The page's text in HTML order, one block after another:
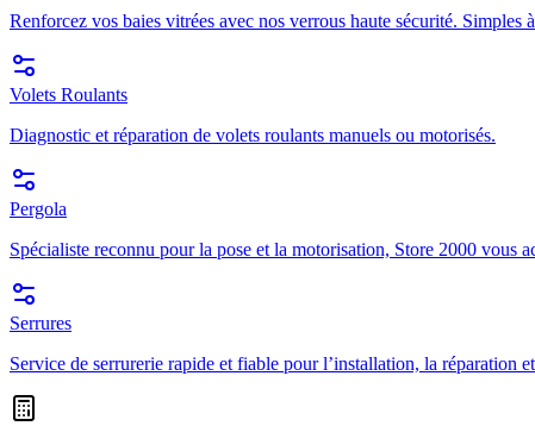
Renforcez vos baies vitrées avec nos verrous haute sécurité. Simples
Volets Roulants
Diagnostic et réparation de volets roulants manuels ou motorisés.
Pergola
Spécialiste reconnu pour la pose et la motorisation, Store 2000 vous
Serrures
Service de serrurerie rapide et fiable pour l’installation, la réparation